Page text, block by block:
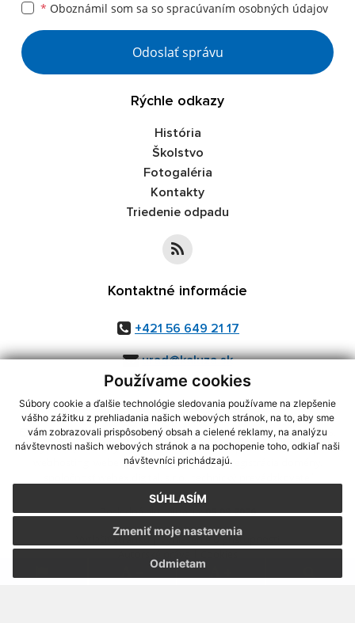
Používame cookies
Súbory cookie a ďalšie technológie sledovania používame na zlepšenie
vášho zážitku z prehliadania našich webových stránok, na to, aby sme
vám zobrazovali prispôsobený obsah a cielené reklamy, na analýzu
návštevnosti našich webových stránok a na pochopenie toho, odkiaľ naši
návštevníci prichádzajú.
SÚHLASÍM
Odmietam
Zmeniť moje nastavenia
* Oboznámil som sa so spracúvaním osobných údajov
Google reCaptcha Response
Odoslať správu
Rýchle odkazy
História
Školstvo
Fotogaléria
Kontakty
Triedenie odpadu
Kontaktné informácie
+421 56 649 21 17
urad@kaluza.sk
využite možnosť získavania aktuálnych informácií s využitím RSS
CMS systém (redakčný) systém ECHELON 2,Mapa stránok,web portál
webex.digital, s.r.o.,domény,registrácia domény
Posledná aktualizácia:05.08.2026
Vytlačiť stránku|Vyhlásenie o prístupnosti